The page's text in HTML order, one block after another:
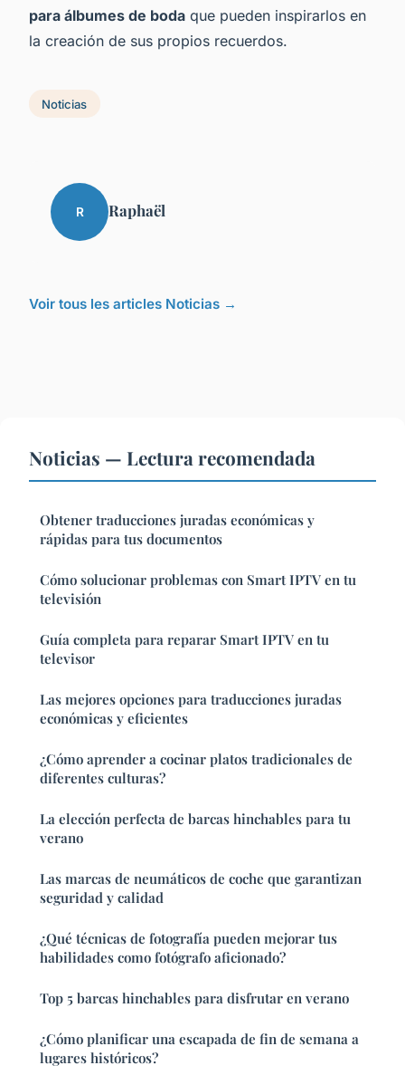
para álbumes de boda que pueden inspirarlos en
la creación de sus propios recuerdos.
Noticias
R Raphaël
Voir tous les articles Noticias →
Noticias — Lectura recomendada
Obtener traducciones juradas económicas y
rápidas para tus documentos
Cómo solucionar problemas con Smart IPTV en tu
televisión
Guía completa para reparar Smart IPTV en tu
televisor
Las mejores opciones para traducciones juradas
económicas y eficientes
¿Cómo aprender a cocinar platos tradicionales de
diferentes culturas?
La elección perfecta de barcas hinchables para tu
verano
Las marcas de neumáticos de coche que garantizan
seguridad y calidad
¿Qué técnicas de fotografía pueden mejorar tus
habilidades como fotógrafo aficionado?
Top 5 barcas hinchables para disfrutar en verano
¿Cómo planificar una escapada de fin de semana a
lugares históricos?